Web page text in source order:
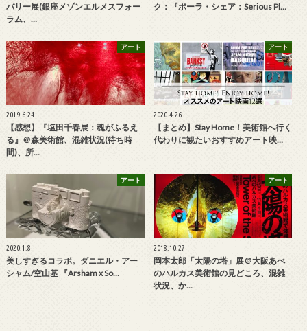
バリー展(銀座メゾンエルメスフォー
ラム、…
ク：『ポーラ・シェア：Serious Pl…
アート
2019.6.24
【感想】『塩田千春展：魂がふるえ
る』＠森美術館、混雑状況(待ち時
間)、所…
アート
2020.4.26
【まとめ】Stay Home！美術館へ行く
代わりに観たいおすすめアート映…
アート
2020.1.8
美しすぎるコラボ。ダニエル・アー
シャム/空山基 『Arsham x So…
アート
2018.10.27
岡本太郎「太陽の塔」展＠大阪あべ
のハルカス美術館の見どころ、混雑
状況、か…